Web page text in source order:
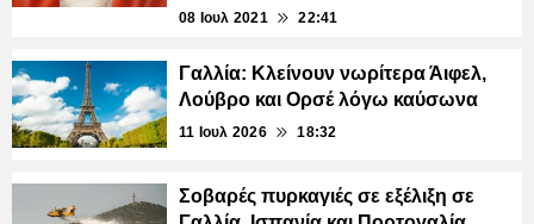
08 Ιουλ 2021 22:41
Γαλλία: Κλείνουν νωρίτερα Άιφελ,
Λούβρο και Ορσέ λόγω καύσωνα
11 Ιουλ 2026 18:32
Σοβαρές πυρκαγιές σε εξέλιξη σε